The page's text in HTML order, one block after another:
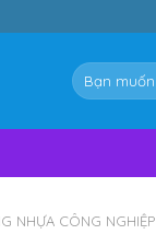
Tìm
kiếm:
NHỰA CÔNG NGHIỆP